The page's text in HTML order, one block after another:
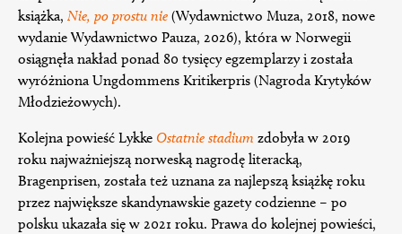
książka, Nie, po prostu nie (Wydawnictwo Muza, 2018, nowe
wydanie Wydawnictwo Pauza, 2026), która w Norwegii
osiągnęła nakład ponad 80 tysięcy egzemplarzy i została
wyróżniona Ungdommens Kritikerpris (Nagroda Krytyków
Młodzieżowych).
Kolejna powieść Lykke Ostatnie stadium zdobyła w 2019
roku najważniejszą norweską nagrodę literacką,
Bragenprisen, została też uznana za najlepszą książkę roku
przez największe skandynawskie gazety codzienne – po
polsku ukazała się w 2021 roku. Prawa do kolejnej powieści,